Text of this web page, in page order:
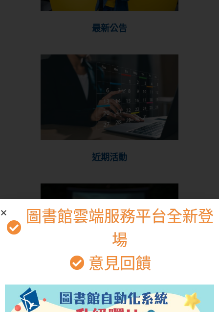
最新公告
近期活動
博雅電影院
圖書館雲端服務平台全新登
場
意見回饋